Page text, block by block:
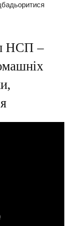
НСП –